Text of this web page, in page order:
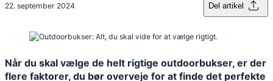
22. september 2024 Del artikel
Når du skal vælge de helt rigtige outdoorbukser, er der
flere faktorer, du bør overveje for at finde det perfekte